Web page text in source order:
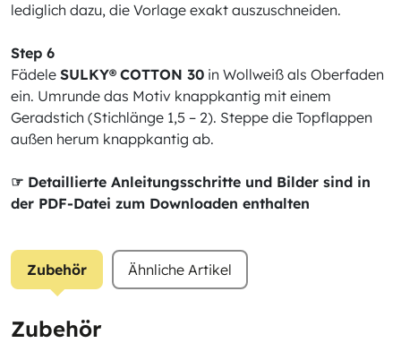
lediglich dazu, die Vorlage exakt auszuschneiden.
Step 6
Fädele SULKY® COTTON 30 in Wollweiß als Oberfaden
ein. Umrunde das Motiv knappkantig mit einem
Geradstich (Stichlänge 1,5 – 2). Steppe die Topflappen
außen herum knappkantig ab.
☞ Detaillierte Anleitungsschritte und Bilder sind in
der PDF-Datei zum Downloaden enthalten
Zubehör Ähnliche Artikel
Zubehör